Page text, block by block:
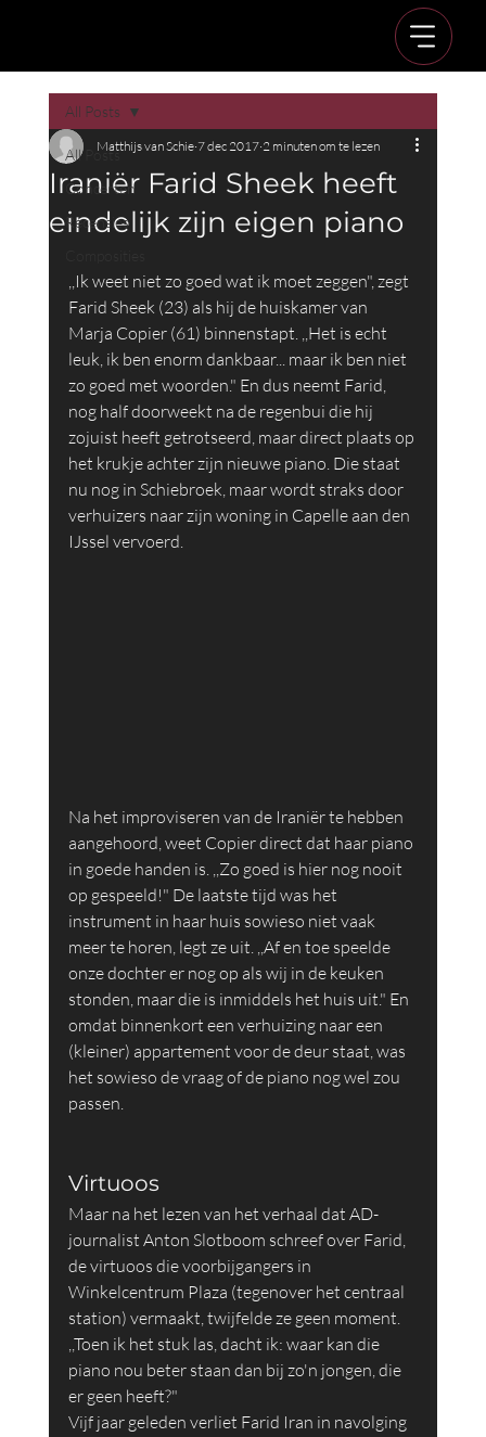
All Posts
Concerten
Recensies
All Posts
Iraniër Farid Sheek heeft
eindelijk zijn eigen piano
Matthijs van Schie 7 dec 2017 2 minuten om te lezen
,,Ik weet niet zo goed wat ik moet zeggen", zegt
Farid Sheek (23) als hij de huiskamer van
Marja Copier (61) binnenstapt. ,,Het is echt
leuk, ik ben enorm dankbaar... maar ik ben niet
zo goed met woorden." En dus neemt Farid,
nog half doorweekt na de regenbui die hij
zojuist heeft getrotseerd, maar direct plaats op
het krukje achter zijn nieuwe piano. Die staat
nu nog in Schiebroek, maar wordt straks door
verhuizers naar zijn woning in Capelle aan den
IJssel vervoerd.
Na het improviseren van de Iraniër te hebben
aangehoord, weet Copier direct dat haar piano
in goede handen is. ,,Zo goed is hier nog nooit
op gespeeld!" De laatste tijd was het
instrument in haar huis sowieso niet vaak
meer te horen, legt ze uit. ,,Af en toe speelde
onze dochter er nog op als wij in de keuken
stonden, maar die is inmiddels het huis uit." En
omdat binnenkort een verhuizing naar een
(kleiner) appartement voor de deur staat, was
het sowieso de vraag of de piano nog wel zou
passen.
Virtuoos
Maar na het lezen van het verhaal dat AD-
journalist Anton Slotboom schreef over Farid,
de virtuoos die voorbijgangers in
Winkelcentrum Plaza (tegenover het centraal
station) vermaakt, twijfelde ze geen moment.
,,Toen ik het stuk las, dacht ik: waar kan die
piano nou beter staan dan bij zo'n jongen, die
er geen heeft?"
Vijf jaar geleden verliet Farid Iran in navolging